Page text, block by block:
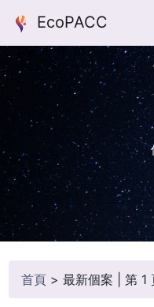
EcoPACC
首頁 > 最新個案 | 第 1